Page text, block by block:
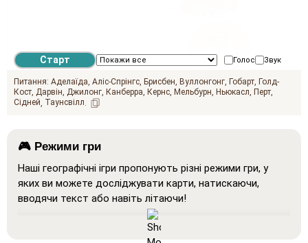
Голос Звук
Питання: Аделаїда Аліс-Спрінгс Брисбен Вуллонгонг Гобарт Голд-
Кост Дарвін Джилонг Канберра Кернс Мельбурн Ньюкасл
Перт
Сідней Таунсвілл
🎮 Режими гри
Наші географічні ігри пропонують різні режими гри, у
яких ви можете досліджувати карти, натискаючи,
вводячи текст або навіть літаючи!
: Режим навчання, у якому всі місця
відображаються на карті, що допомагає у вивченні та